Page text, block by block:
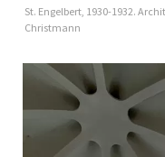
St. Engelbert, 1930-1932.
Christmann